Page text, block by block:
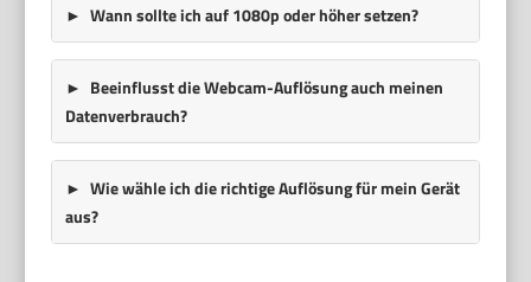
Wann sollte ich auf 1080p oder höher setzen?
Beeinflusst die Webcam-Auflösung auch meinen
Datenverbrauch?
Wie wähle ich die richtige Auflösung für mein Gerät
aus?